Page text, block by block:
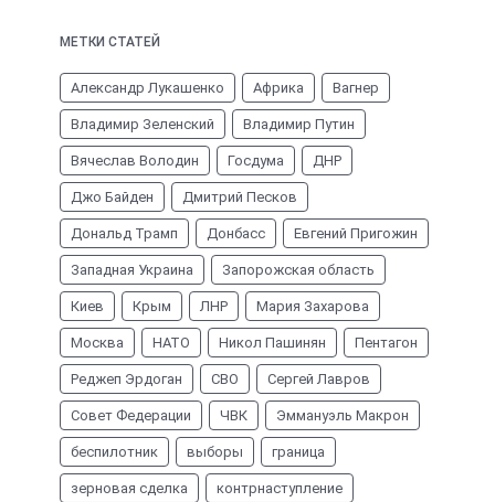
МЕТКИ СТАТЕЙ
Александр Лукашенко Африка Вагнер
Владимир Зеленский Владимир Путин
Вячеслав Володин Госдума ДНР
Джо Байден Дмитрий Песков
Дональд Трамп Донбасс Евгений Пригожин
Западная Украина Запорожская область
Киев Крым ЛНР Мария Захарова
Москва НАТО Никол Пашинян Пентагон
Реджеп Эрдоган СВО Сергей Лавров
Совет Федерации ЧВК Эммануэль Макрон
беспилотник выборы граница
зерновая сделка контрнаступление